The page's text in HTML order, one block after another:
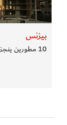
بيزنس
10 مطورين ينجزون 56% من الوحدات السكنية في دبي